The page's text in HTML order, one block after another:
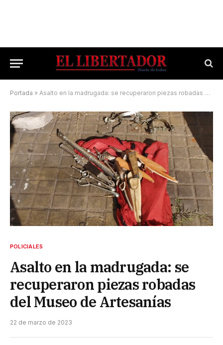
Portada » Asalto en la madrugada: se recuperaron piezas robadas del Museo de Artesanías
POLICIALES
Asalto en la madrugada: se
recuperaron piezas robadas
del Museo de Artesanías
22 de marzo de 2023